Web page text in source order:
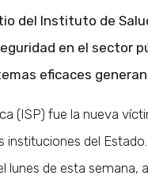
del Instituto de
en el sector
eficaces
(ISP) fue la nueva
instituciones del
lunes de esta